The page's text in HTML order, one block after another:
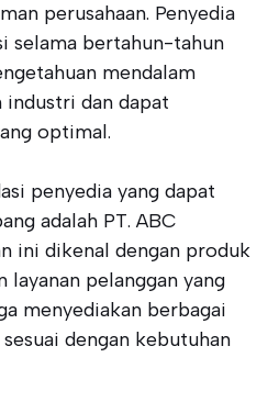
perusahaan. Penyedia
selama bertahun-tahun
mendalam
industri dan dapat
optimal.
penyedia yang dapat
adalah PT. ABC
ini dikenal dengan produk
pelanggan yang
menyediakan berbagai
dengan kebutuhan